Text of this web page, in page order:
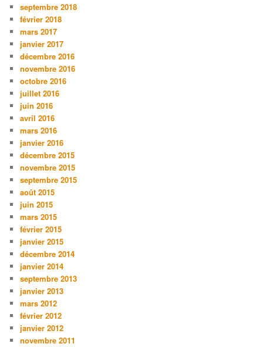
septembre 2018
février 2018
mars 2017
janvier 2017
décembre 2016
novembre 2016
octobre 2016
juillet 2016
juin 2016
avril 2016
mars 2016
janvier 2016
décembre 2015
novembre 2015
septembre 2015
août 2015
juin 2015
mars 2015
février 2015
janvier 2015
décembre 2014
janvier 2014
septembre 2013
janvier 2013
mars 2012
février 2012
janvier 2012
novembre 2011